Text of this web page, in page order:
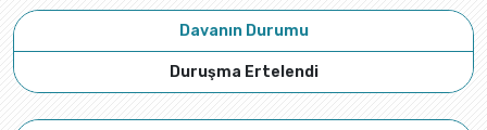
Davanın Durumu
Duruşma Ertelendi